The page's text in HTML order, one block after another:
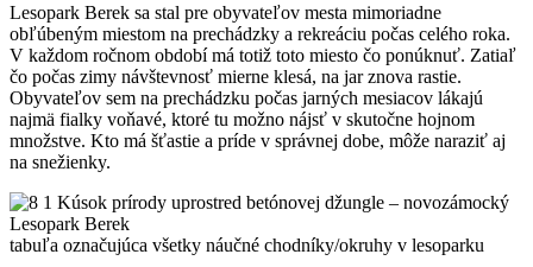
Lesopark Berek sa stal pre obyvateľov mesta mimoriadne
obľúbeným miestom na prechádzky a rekreáciu počas celého roka.
V každom ročnom období má totiž toto miesto čo ponúknuť. Zatiaľ
čo počas zimy návštevnosť mierne klesá, na jar znova rastie.
Obyvateľov sem na prechádzku počas jarných mesiacov lákajú
najmä fialky voňavé, ktoré tu možno nájsť v skutočne hojnom
množstve. Kto má šťastie a príde v správnej dobe, môže naraziť aj
na snežienky.
tabuľa označujúca všetky náučné chodníky/okruhy v lesoparku